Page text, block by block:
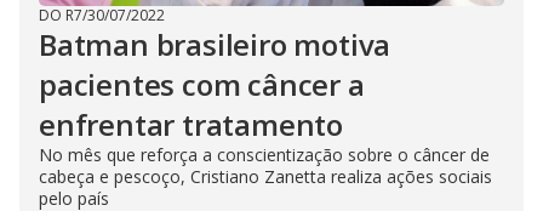
DO R7/30/07/2022
Batman brasileiro motiva
pacientes com câncer a
enfrentar tratamento
No mês que reforça a conscientização sobre o câncer de
cabeça e pescoço, Cristiano Zanetta realiza ações sociais
pelo país